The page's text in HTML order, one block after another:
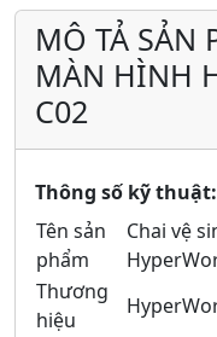
MÔ TẢ SẢN
MÀN HÌNH
C02
Thông số kỹ thuật:
Tên sản
phẩm
Chai vệ
Thương
hiệu